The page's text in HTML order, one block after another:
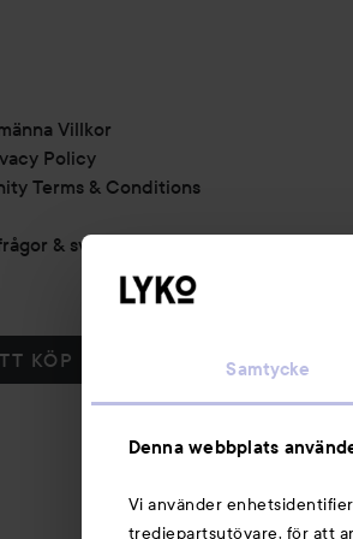
Samtycke
Denna webbplats
Vi använder
tredjepartsutövare, för att
Villkor
Policy
Terms & Conditions
& svar
KÖP